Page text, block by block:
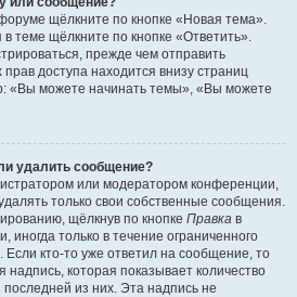
щёлкните по кнопке «Новая тема».
теме щёлкните по кнопке «Ответить».
прежде чем отправить
доступа находится внизу страниц
«Вы можете начинать темы», «Вы можете
удалить сообщение?
или модератором конференции,
только свои собственные сообщения.
щёлкнув по кнопке Правка в
только в течение ограниченного
Если кто-то уже ответил на сообщение, то
которая показывает количество
из них. Эта надпись не